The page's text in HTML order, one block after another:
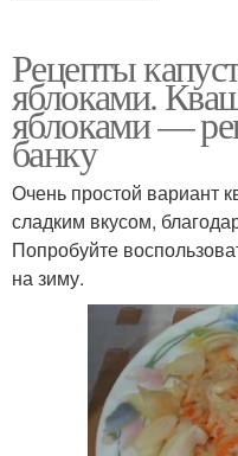
Рецепты
яблоками.
яблоками —
банку
Очень простой вариант
сладким вкусом,
Попробуйте
на зиму.